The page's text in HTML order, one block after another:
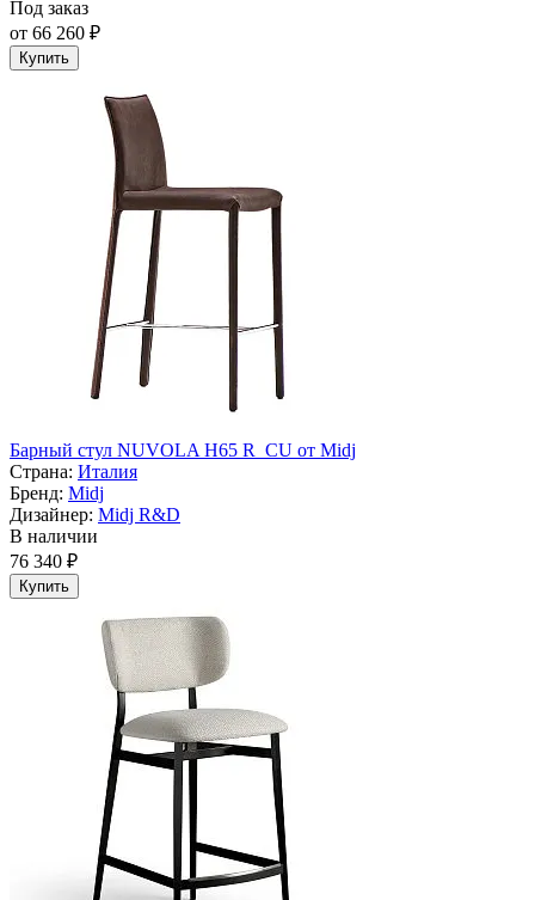
Под заказ
от 66 260 ₽
Купить
Барный стул NUVOLA H65 R_CU от Midj
Страна: Италия
Бренд: Midj
Дизайнер: Midj R&D
В наличии
76 340 ₽
Купить